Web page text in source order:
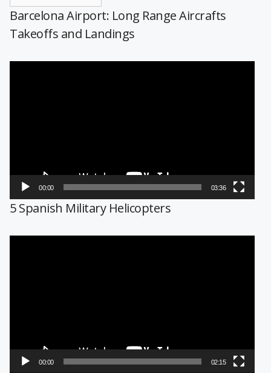
Barcelona Airport: Long Range Aircrafts
Takeoffs and Landings
00:00 03:36
5 Spanish Military Helicopters
00:00 02:15